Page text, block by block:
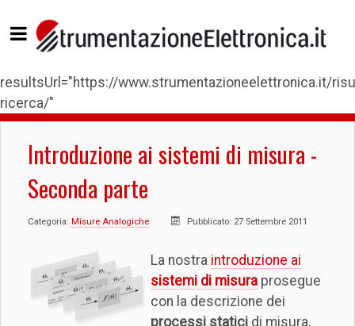
resultsUrl="https://www.strumentazioneelettronica.it/
ricerca/"
Introduzione ai sistemi di misura -
Seconda parte
Categoria: Misure Analogiche Pubblicato: 27 Settembre 2011
La nostra introduzione ai
sistemi di misura prosegue
con la descrizione dei
processi statici di misura,